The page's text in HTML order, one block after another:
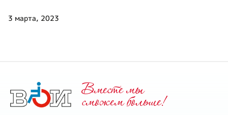
3 марта, 2023
Вместе мы
cможем больше!